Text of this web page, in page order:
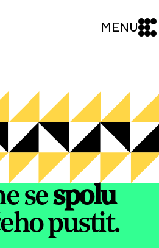
MENU
sespolu
pustit.